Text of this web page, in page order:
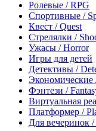
Ролевые / RPG
Спортивные /
Квест / Quest
Стрелялки /
Ужасы / Horror
Игры для детей
Детективы /
Экономические
Фэнтези /
Виртуальная
Платформер /
Для вечеринок /